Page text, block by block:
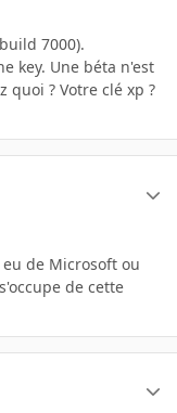
7000).
key. Une béta n'est
quoi ? Votre clé xp ?
de Microsoft ou
de cette